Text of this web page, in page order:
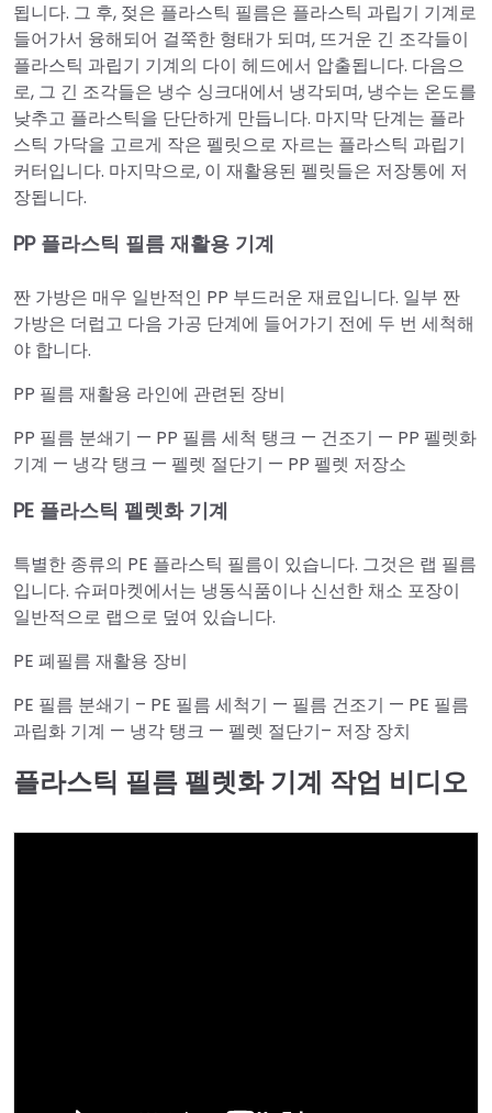
됩니다. 그 후, 젖은 플라스틱 필름은 플라스틱 과립기 기계로
들어가서 융해되어 걸쭉한 형태가 되며, 뜨거운 긴 조각들이
플라스틱 과립기 기계의 다이 헤드에서 압출됩니다. 다음으
로, 그 긴 조각들은 냉수 싱크대에서 냉각되며, 냉수는 온도를
낮추고 플라스틱을 단단하게 만듭니다. 마지막 단계는 플라
스틱 가닥을 고르게 작은 펠릿으로 자르는 플라스틱 과립기
커터입니다. 마지막으로, 이 재활용된 펠릿들은 저장통에 저
장됩니다.
PP 플라스틱 필름 재활용 기계
짠 가방은 매우 일반적인 PP 부드러운 재료입니다. 일부 짠
가방은 더럽고 다음 가공 단계에 들어가기 전에 두 번 세척해
야 합니다.
PP 필름 재활용 라인에 관련된 장비
PP 필름 분쇄기 — PP 필름 세척 탱크 — 건조기 — PP 펠렛화
기계 — 냉각 탱크 — 펠렛 절단기 — PP 펠렛 저장소
PE 플라스틱 펠렛화 기계
특별한 종류의 PE 플라스틱 필름이 있습니다. 그것은 랩 필름
입니다. 슈퍼마켓에서는 냉동식품이나 신선한 채소 포장이
일반적으로 랩으로 덮여 있습니다.
PE 폐필름 재활용 장비
PE 필름 분쇄기 – PE 필름 세척기 — 필름 건조기 — PE 필름
과립화 기계 — 냉각 탱크 — 펠렛 절단기– 저장 장치
플라스틱 필름 펠렛화 기계 작업 비디오